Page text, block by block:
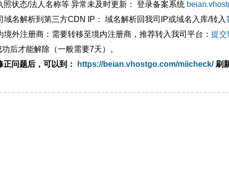
照状态/法人名称等 异常未及时更新： 登录备案系统
域名解析到第三方CDN IP： 域名解析回我司IP或域名入库/转入
境外注册商：需要转移至境内注册商，推荐转入我司平台： 提交
后才能解除（一般需要7天）。
正问题后，可以到：
https://beian.vhostgo.com/miicheck/刷